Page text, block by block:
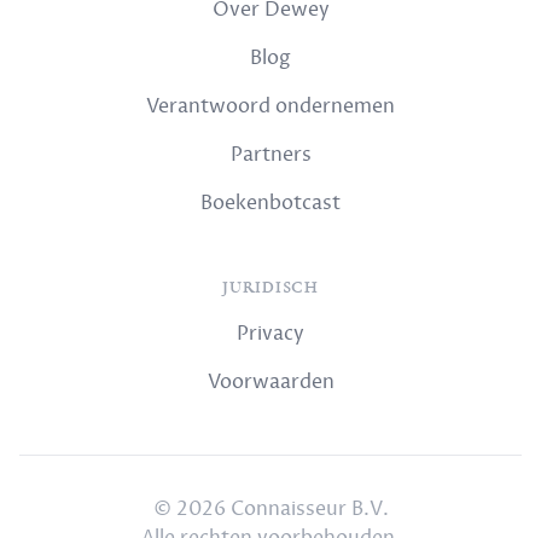
Over Dewey
Blog
Verantwoord ondernemen
Partners
Boekenbotcast
JURIDISCH
Privacy
Voorwaarden
© 2026 Connaisseur B.V.